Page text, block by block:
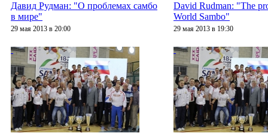
Давид Рудман: "О проблемах самбо
в мире"
29 мая 2013 в 20:00
David Rudman: "The
World Sambo"
29 мая 2013 в 19:30